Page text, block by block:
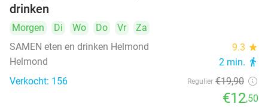
drinken
Morgen Di Wo Do Vr
Za
SAMEN eten en drinken Helmond
9.3 star
Helmond 2 min. directions_walk
Verkocht: 156 Regulier €19,90
€12,50